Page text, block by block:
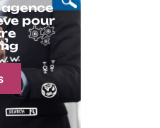
agence
pour